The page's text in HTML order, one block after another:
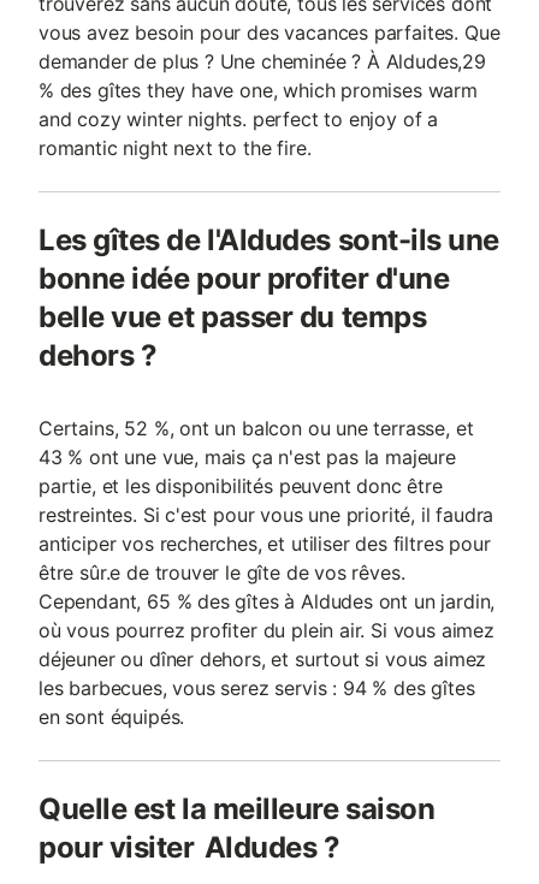
vous avez besoin pour des vacances parfaites. Que
demander de plus ? Une cheminée ? À Aldudes,29
% des gîtes they have one, which promises warm
and cozy winter nights. perfect to enjoy of a
romantic night next to the fire.
Les gîtes de l'Aldudes sont-ils une
bonne idée pour profiter d'une
belle vue et passer du temps
dehors ?
Certains, 52 %, ont un balcon ou une terrasse, et
43 % ont une vue, mais ça n'est pas la majeure
partie, et les disponibilités peuvent donc être
restreintes. Si c'est pour vous une priorité, il faudra
anticiper vos recherches, et utiliser des filtres pour
être sûr.e de trouver le gîte de vos rêves.
Cependant, 65 % des gîtes à Aldudes ont un jardin,
où vous pourrez profiter du plein air. Si vous aimez
déjeuner ou dîner dehors, et surtout si vous aimez
les barbecues, vous serez servis : 94 % des gîtes
en sont équipés.
Quelle est la meilleure saison
pour visiter Aldudes ?